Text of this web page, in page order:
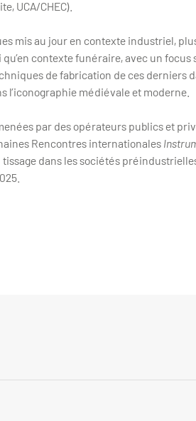
UCA/CHEC).
mis au jour en contexte industriel,
contexte funéraire, avec un
de fabrication de ces derniers
l’iconographie médiévale et moderne.
par des opérateurs publics et
Rencontres internationales
dans les sociétés